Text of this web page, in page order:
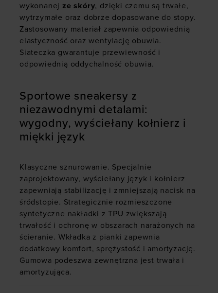
wykonanej ze skóry, dzięki czemu są trwałe,
wytrzymałe oraz dobrze dopasowane do stopy.
Zastosowany materiał zapewnia odpowiednią
elastyczność oraz wentylację obuwia.
Siateczka gwarantuje przewiewność i
odpowiednią oddychalność obuwia.
Sportowe sneakersy z
niezawodnymi detalami:
wygodny, wyściełany kołnierz i
miękki język
Klasyczne sznurowanie. Specjalnie
zaprojektowany, wyściełany język i kołnierz
zapewniają stabilizację i zmniejszają nacisk na
śródstopie. Strategicznie rozmieszczone
syntetyczne nakładki z TPU zwiększają
trwałość i ochronę w obszarach narażonych na
ścieranie. Wkładka z pianki zapewnia
dodatkowy komfort, sprężystość i amortyzację.
Gumowa podeszwa zewnętrzna jest trwała i
amortyzująca.